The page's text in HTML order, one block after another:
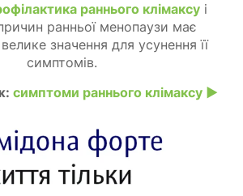
раннього клімаксу і
ранньої менопаузи має
значення для усунення її
симптомів.
симптоми раннього клімаксу ►